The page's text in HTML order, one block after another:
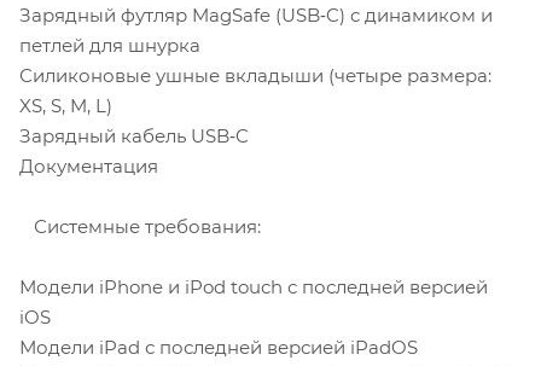
Зарядный футляр MagSafe (USB‑C) с динамиком и
петлей для шнурка
Силиконовые ушные вкладыши (четыре размера:
XS, S, M, L)
Зарядный кабель USB‑C
Документация
Системные требования:
Модели iPhone и iPod touch с последней версией
iOS
Модели iPad с последней версией iPadOS